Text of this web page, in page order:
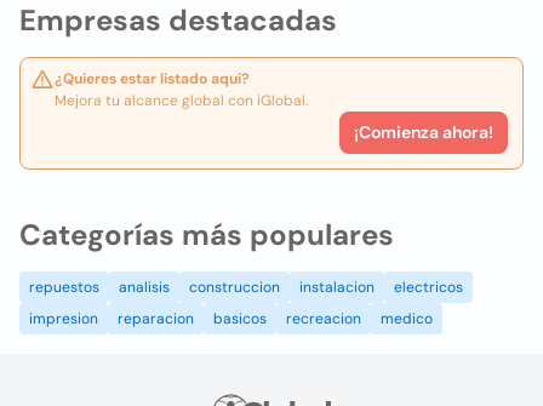
Empresas destacadas
¿Quieres estar listado aquí?
Mejora tu alcance global con iGlobal.
¡Comienza ahora!
Categorías más populares
repuestos analisis construccion instalacion
electricos
impresion
reparacion basicos recreacion medico